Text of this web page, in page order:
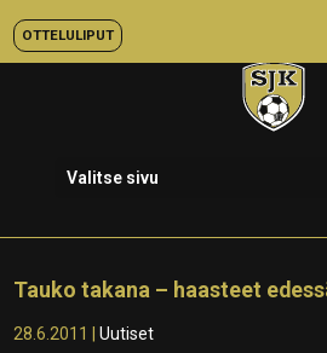
OTTELULIPUT
Valitse sivu
Tauko takana – haasteet
28.6.2011 |Uutiset